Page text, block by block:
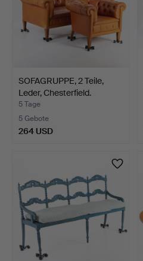
SOFAGRUPPE, 2 Teile,
Leder, Chesterfield.
5 Tage
5 Gebote
264 USD